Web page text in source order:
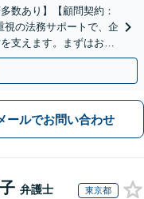
数あり】【顧問契約：
視の法務サポートで、企
支えます。まずはお気
相談可】
ールでお問い合わせ
弁護士 東京都